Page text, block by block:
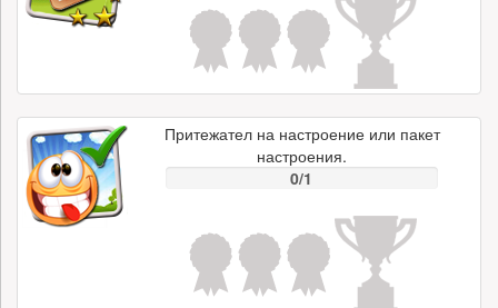
Притежател на настроение или пакет
настроения.
0/1